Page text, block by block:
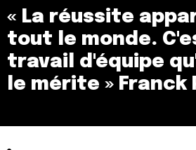
« La réussite
tout le monde.
travail d'équipe
le mérite » Franck